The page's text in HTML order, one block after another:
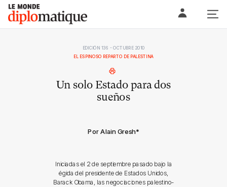
Skip
content
Le monde diplomatique
EDICIÓN 136 - OCTUBRE 2010
EL ESPINOSO REPARTO DE PALESTINA
Un solo Estado para dos
sueños
Por Alain Gresh*
Iniciadas el 2 de septiembre pasado bajo la
égida del presidente de Estados Unidos,
Barack Obama, las negociaciones palestino-